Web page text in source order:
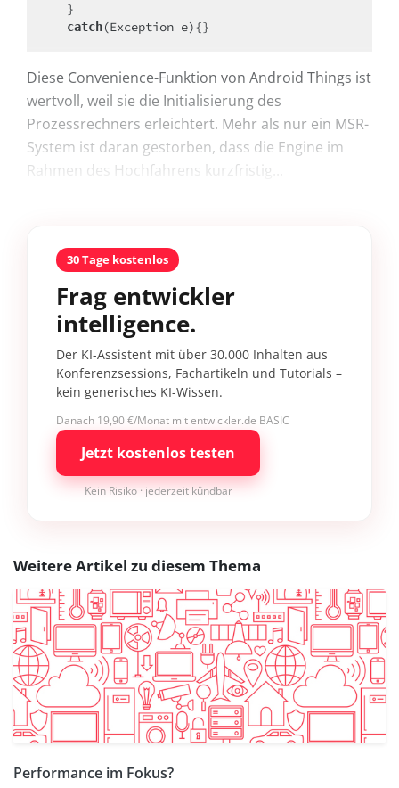
catch(Exception e){}
Diese Convenience-Funktion von Android Things ist
wertvoll, weil sie die Initialisierung des
Prozessrechners erleichtert. Mehr als nur ein MSR-
System ist daran gestorben, dass die Engine im
Rahmen des Hochfahrens kurzfristig...
30 Tage kostenlos
Frag entwickler
intelligence.
Der KI-Assistent mit über 30.000 Inhalten aus
Konferenzsessions, Fachartikeln und Tutorials –
kein generisches KI-Wissen.
Danach 19,90 €/Monat mit entwickler.de BASIC
Jetzt kostenlos testen
Kein Risiko · jederzeit kündbar
Weitere Artikel zu diesem Thema
Performance im Fokus?